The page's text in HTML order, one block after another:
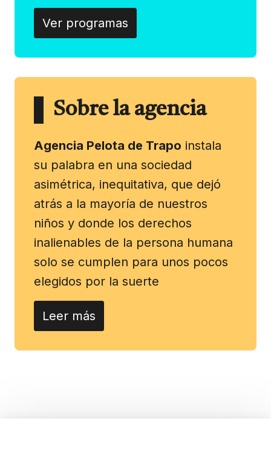
Ver programas
Sobre la agencia
Agencia Pelota de Trapo instala
su palabra en una sociedad
asimétrica, inequitativa, que dejó
atrás a la mayoría de nuestros
niños y donde los derechos
inalienables de la persona humana
solo se cumplen para unos pocos
elegidos por la suerte
Leer más